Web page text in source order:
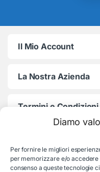
Diamo
Per fornire le migliori
per memorizzare e/o
consenso a queste tecnologie
Il Mio Account
La Nostra Azienda
Termini e Condizioni